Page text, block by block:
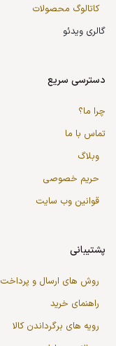
کاتالوگ محصولات
گالری ویدئو
دسترسی سریع
چرا ما؟
تماس با ما
وبلاگ
حریم خصوصی
قوانین وب سایت
پشتیبانی
روش های ارسال و پرداخت
راهنمای خرید
رویه های برگرداندن کالا